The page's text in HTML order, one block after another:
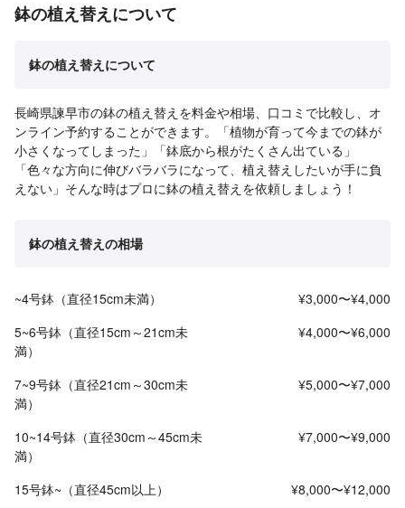
鉢の植え替えについて
鉢の植え替えについて
長崎県諫早市の鉢の植え替えを料金や相場、口コミで比較し、オ
ンライン予約することができます。「植物が育って今までの鉢が
小さくなってしまった」「鉢底から根がたくさん出ている」
「色々な方向に伸びバラバラになって、植え替えしたいが手に負
えない」そんな時はプロに鉢の植え替えを依頼しましょう！
鉢の植え替えの相場
~4号鉢（直径15cm未満）
¥3,000〜¥4,000
5~6号鉢（直径15cm～21cm未
満）
¥4,000〜¥6,000
7~9号鉢（直径21cm～30cm未
満）
¥5,000〜¥7,000
10~14号鉢（直径30cm～45cm未
満）
¥7,000〜¥9,000
15号鉢~（直径45cm以上） ¥8,000〜¥12,000